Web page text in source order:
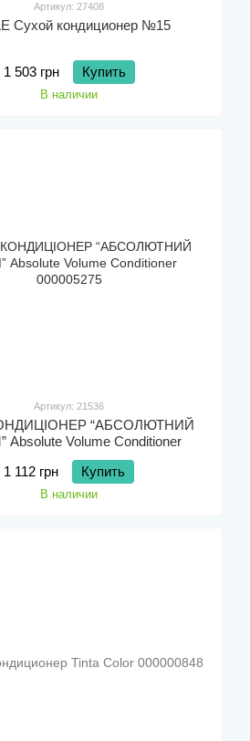
Артикул: 27408
Сухой кондиционер №15
1 503 грн Купить
В наличии
Артикул: 21536
“АБСОЛЮТНИЙ
Volume Conditioner
1 112 грн
Купить
В наличии